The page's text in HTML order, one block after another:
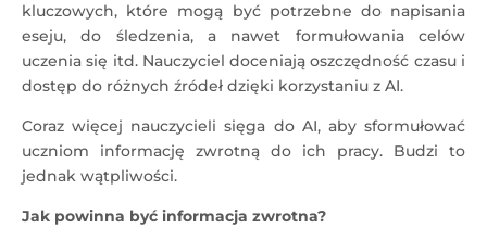
kluczowych, które mogą być potrzebne do napisania
eseju, do śledzenia, a nawet formułowania celów
uczenia się itd. Nauczyciel doceniają oszczędność czasu i
dostęp do różnych źródeł dzięki korzystaniu z AI.
Coraz więcej nauczycieli sięga do AI, aby sformułować
uczniom informację zwrotną do ich pracy. Budzi to
jednak wątpliwości.
Jak powinna być informacja zwrotna?